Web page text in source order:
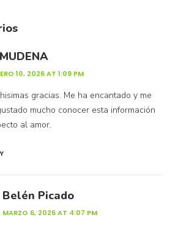
10, 2026 AT 1:09 PM
gracias. Me ha encantado y me
mucho conocer esta información
al amor.
Belén Picado
MARZO 6, 2026 AT 4:07 PM